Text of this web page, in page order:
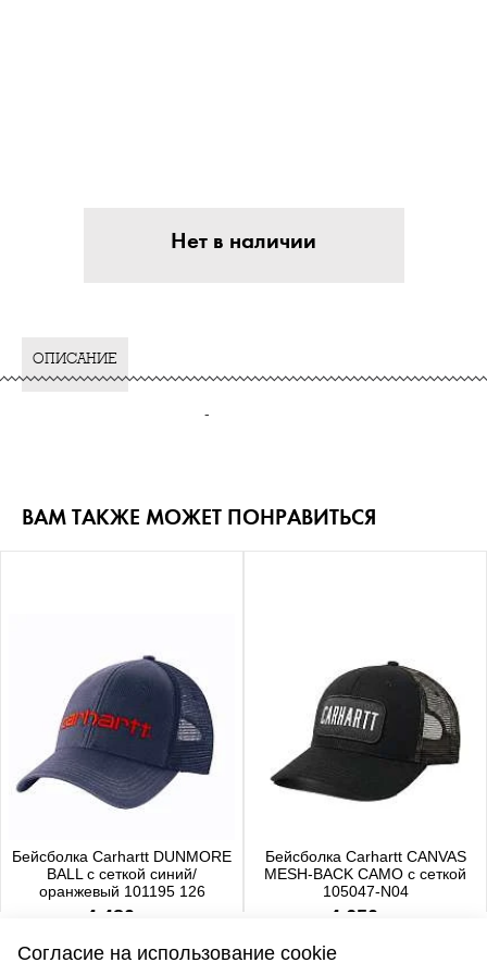
Нет в наличии
ОПИСАНИЕ
-
ВАМ ТАКЖЕ МОЖЕТ ПОНРАВИТЬСЯ
Бейсболка Carhartt DUNMORE
BALL с сеткой синий/
оранжевый 101195 126
4 480 р.
Бейсболка Carhartt CANVAS
MESH-BACK CAMO с сеткой
105047-N04
4 650 р.
Согласие на использование cookie